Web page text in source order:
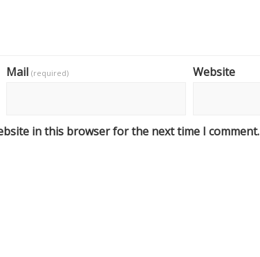
Mail (required) Website
in this browser for the next time I comment.